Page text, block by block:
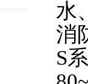
水
消
S